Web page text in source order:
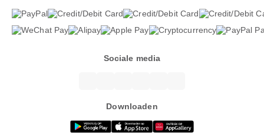
Sociale media
Downloaden